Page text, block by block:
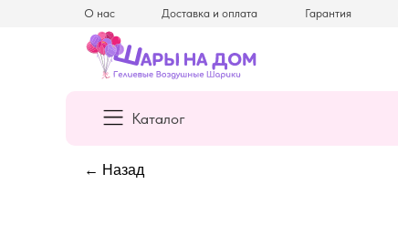
Гарантия
Доставка и оплата
О нас
Каталог
← Назад